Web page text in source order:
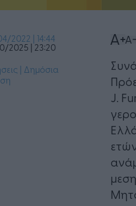
2022 | 14:44
2025 | 23:20
| Δημόσια
J.